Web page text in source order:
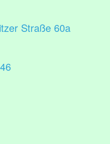
Straße 60a